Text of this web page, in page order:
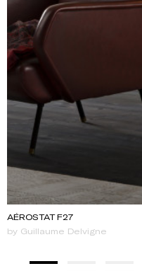
AÉROSTAT F27
by Guillaume Delvigne